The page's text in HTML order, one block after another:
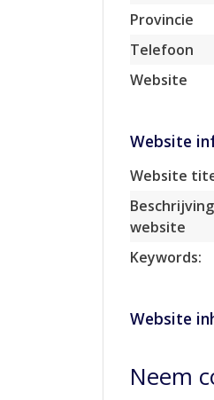
Provincie
Telefoon
Website
Website
Website
Beschrijving
website
Keywords:
Website
Neem